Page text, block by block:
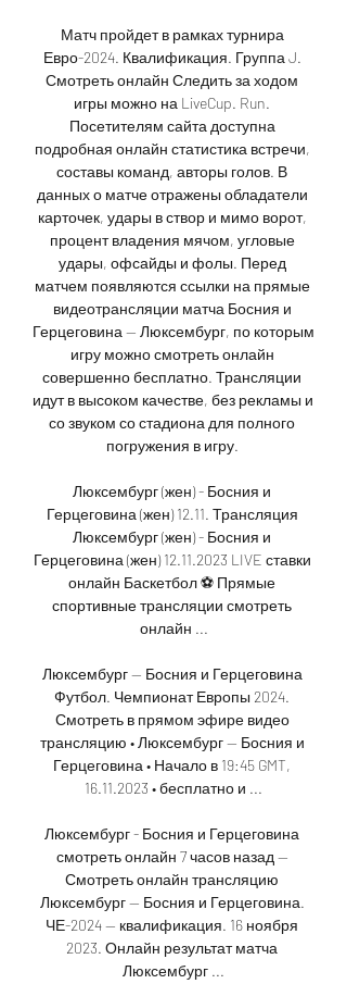
Матч пройдет в рамках турнира
Евро-2024. Квалификация. Группа J.
Смотреть онлайн Следить за ходом
игры можно на LiveCup. Run.
Посетителям сайта доступна
подробная онлайн статистика встречи,
составы команд, авторы голов. В
данных о матче отражены обладатели
карточек, удары в створ и мимо ворот,
процент владения мячом, угловые
удары, офсайды и фолы. Перед
матчем появляются ссылки на прямые
видеотрансляции матча Босния и
Герцеговина — Люксембург, по которым
игру можно смотреть онлайн
совершенно бесплатно. Трансляции
идут в высоком качестве, без рекламы и
со звуком со стадиона для полного
погружения в игру.
Люксембург (жен) - Босния и
Герцеговина (жен) 12.11. Трансляция
Люксембург (жен) - Босния и
Герцеговина (жен) 12.11.2023 LIVE ставки
онлайн Баскетбол ⚽ Прямые
спортивные трансляции смотреть
онлайн ...
Люксембург — Босния и Герцеговина
Футбол. Чемпионат Европы 2024.
Смотреть в прямом эфире видео
трансляцию • Люксембург — Босния и
Герцеговина • Начало в 19:45 GMT,
16.11.2023 • бесплатно и ...
Люксембург - Босния и Герцеговина
смотреть онлайн 7 часов назад —
Смотреть онлайн трансляцию
Люксембург — Босния и Герцеговина.
ЧЕ-2024 — квалификация. 16 ноября
2023. Онлайн результат матча
Люксембург ...